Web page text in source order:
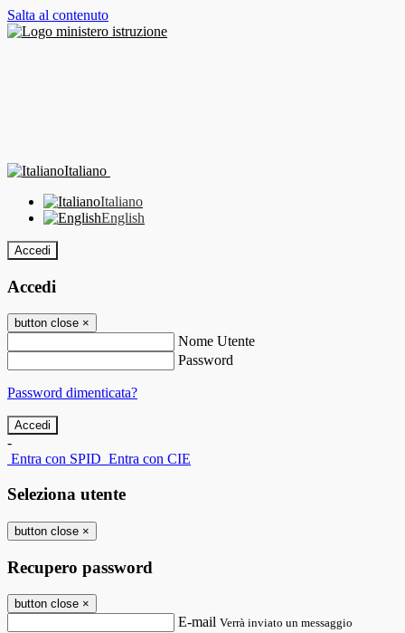
Salta al contenuto
Italiano
Italiano
English
Accedi
Accedi
button close ×
Nome Utente
Password
Password dimenticata?
-
Entra con SPID Entra con CIE
Seleziona utente
button close ×
Recupero password
button close ×
E-mail Verrà inviato un messaggio